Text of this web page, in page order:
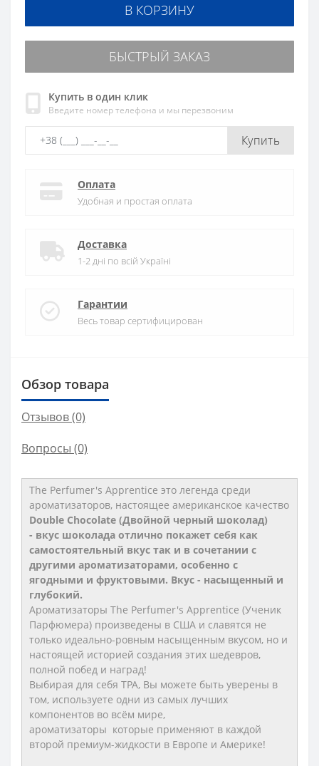
В КОРЗИНУ
БЫСТРЫЙ ЗАКАЗ
Купить в один клик
Введите номер телефона и мы перезвоним
Купить
Оплата
Удобная и простая оплата
Доставка
1-2 дні по всій Україні
Гарантии
Весь товар сертифицирован
Обзор товара
Отзывов (0)
Вопросы (0)
The Perfumer's Apprentice это легенда среди
ароматизаторов, настоящее американское качество
Double Chocolate (Двойной черный шоколад)
- вкус шоколада отлично покажет себя как
самостоятельный вкус так и в сочетании с
другими ароматизаторами, особенно с
ягодными и фруктовыми. Вкус - насыщенный и
глубокий.​
Ароматизаторы The Perfumer's Apprentice (Ученик
Парфюмера) произведены в США и славятся не
только идеально-ровным насыщенным вкусом, но и
настоящей историей создания этих шедевров,
полной побед и наград!
Выбирая для себя TPA, Вы можете быть уверены в
том, используете одни из самых лучших
компонентов во всём мире,
ароматизаторы которые применяют в каждой
второй премиум-жидкости в Европе и Америке!